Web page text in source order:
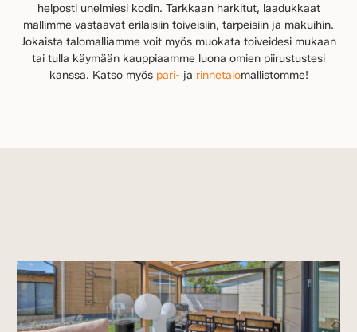
helposti unelmiesi kodin. Tarkkaan harkitut, laadukkaat
mallimme vastaavat erilaisiin toiveisiin, tarpeisiin ja makuihin.
Jokaista talomalliamme voit myös muokata toiveidesi mukaan
tai tulla käymään kauppiaamme luona omien piirustustesi
kanssa. Katso myös pari- ja rinnetalomallistomme!